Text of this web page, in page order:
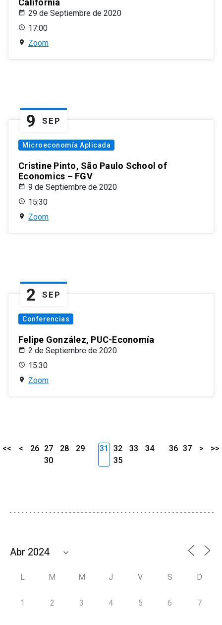
California
29 de Septiembre de 2020
17:00
Zoom
9 SEP
Microeconomía Aplicada
Cristine Pinto, São Paulo School of
Economics – FGV
9 de Septiembre de 2020
15:30
Zoom
2 SEP
Conferencias
Felipe González, PUC-Economía
2 de Septiembre de 2020
15:30
Zoom
<< < 26 27 28
29
30
31 32 33
34
35
36 37 > >>
L M M J V S D
1 2 3 4 5 6 7